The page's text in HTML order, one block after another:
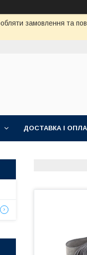
замовлення та
ДОСТАВКА І